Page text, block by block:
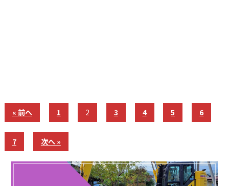
« 前へ 1 2 3 4 5 6
7 次へ »